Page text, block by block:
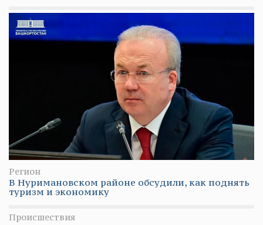
Регион
В Нуримановском районе обсудили, как поднять
туризм и экономику
Происшествия